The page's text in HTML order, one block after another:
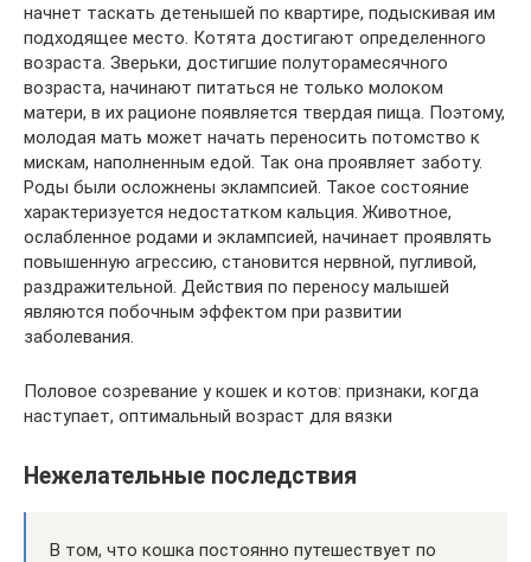
начнет таскать детенышей по квартире, подыскивая им
подходящее место. Котята достигают определенного
возраста. Зверьки, достигшие полуторамесячного
возраста, начинают питаться не только молоком
матери, в их рационе появляется твердая пища. Поэтому,
молодая мать может начать переносить потомство к
мискам, наполненным едой. Так она проявляет заботу.
Роды были осложнены эклампсией. Такое состояние
характеризуется недостатком кальция. Животное,
ослабленное родами и эклампсией, начинает проявлять
повышенную агрессию, становится нервной, пугливой,
раздражительной. Действия по переносу малышей
являются побочным эффектом при развитии
заболевания.
Половое созревание у кошек и котов: признаки, когда
наступает, оптимальный возраст для вязки
Нежелательные последствия
В том, что кошка постоянно путешествует по